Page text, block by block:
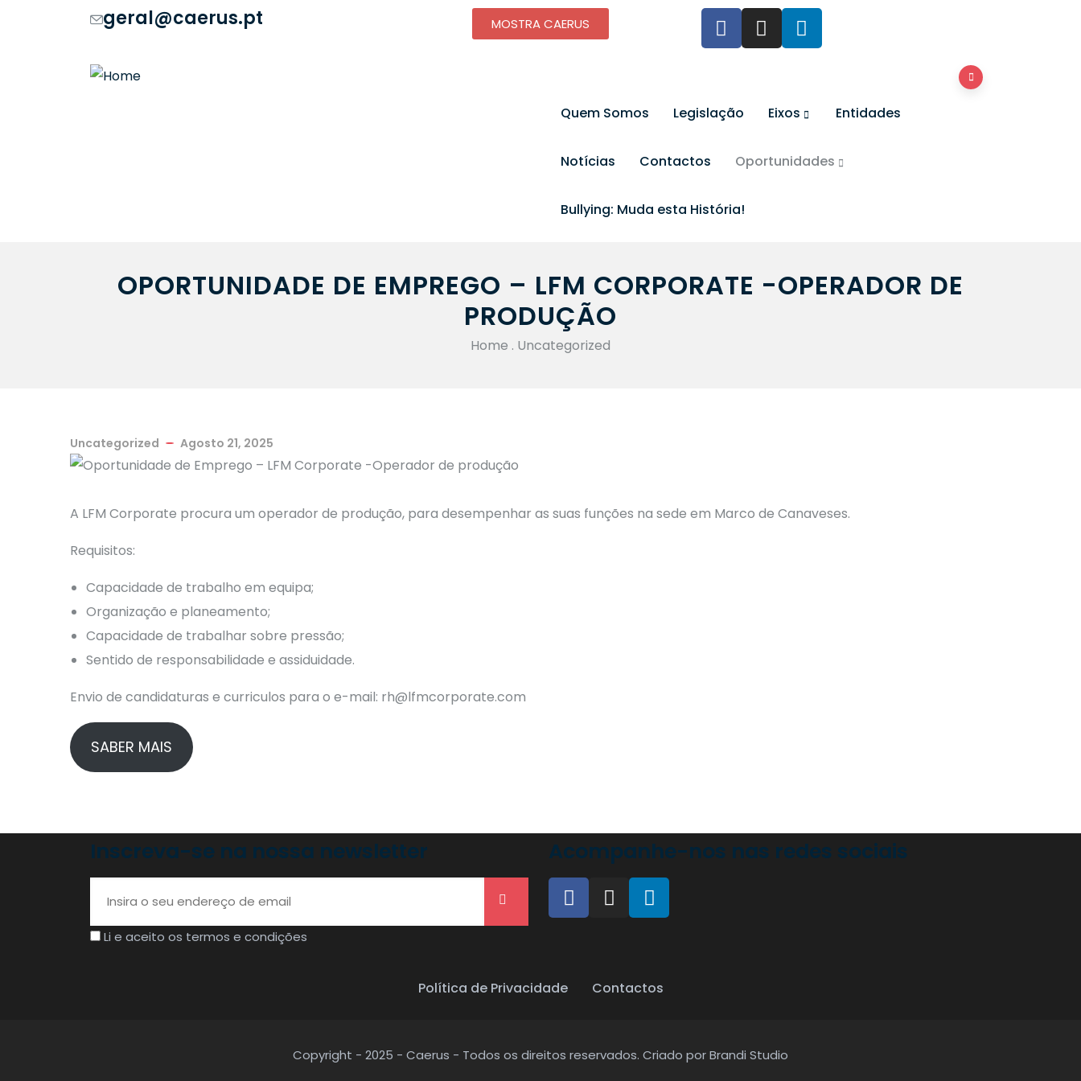
geral@caerus.pt MOSTRA CAERUS
Quem Somos Legislação Eixos Entidades
Notícias Contactos Oportunidades
Bullying: Muda esta História!
OPORTUNIDADE DE EMPREGO – LFM CORPORATE -OPERADOR DE
PRODUÇÃO
Home . Uncategorized
Uncategorized Agosto 21, 2025
A LFM Corporate procura um operador de produção, para desempenhar as suas funções na sede em Marco de Canaveses.
Requisitos:
Capacidade de trabalho em equipa;
Organização e planeamento;
Capacidade de trabalhar sobre pressão;
Sentido de responsabilidade e assiduidade.
Envio de candidaturas e curriculos para o e-mail: rh@lfmcorporate.com
SABER MAIS
Inscreva-se na nossa newsletter
Li e aceito os termos e condições
Acompanhe-nos nas redes sociais
Política de Privacidade Contactos
Copyright - 2025 - Caerus - Todos os direitos reservados. Criado por Brandi Studio